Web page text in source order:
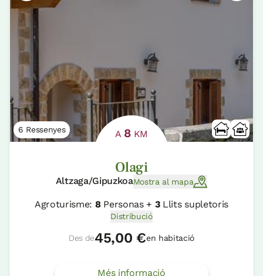
6 Ressenyes A 8 KM
Olagi
Altzaga/GipuzkoaMostra al mapa
Agroturisme: 8Personas + 3Llits supletoris
Distribució
Des de45,00 €en habitació
Més informació